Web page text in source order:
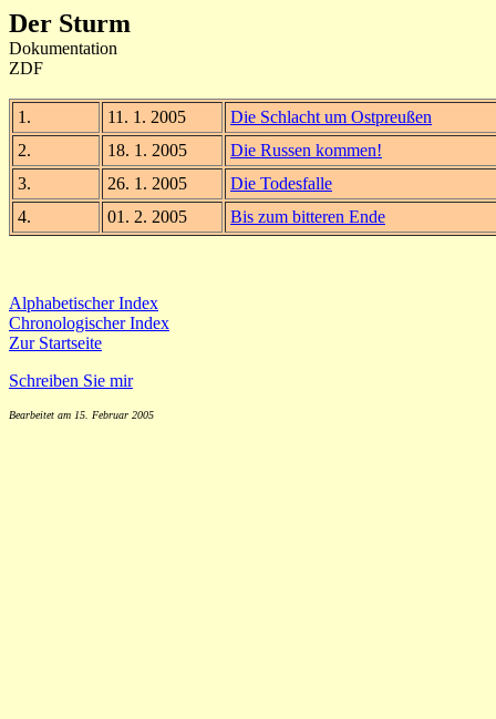
Der Sturm
Dokumentation
ZDF
1. 11. 1. 2005
Die Schlacht um Ostpreußen
2.
18. 1. 2005
Die Russen kommen!
3.
26. 1. 2005
Die Todesfalle
4.
01. 2. 2005 Bis zum bitteren Ende
Alphabetischer Index
Chronologischer Index
Zur Startseite
Schreiben Sie mir
Bearbeitet am 15. Februar 2005